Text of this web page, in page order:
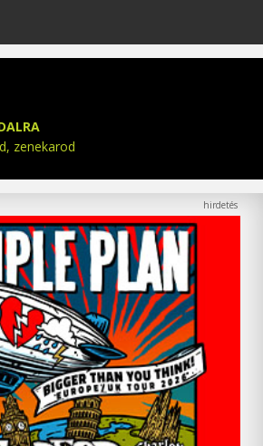
zenekarod